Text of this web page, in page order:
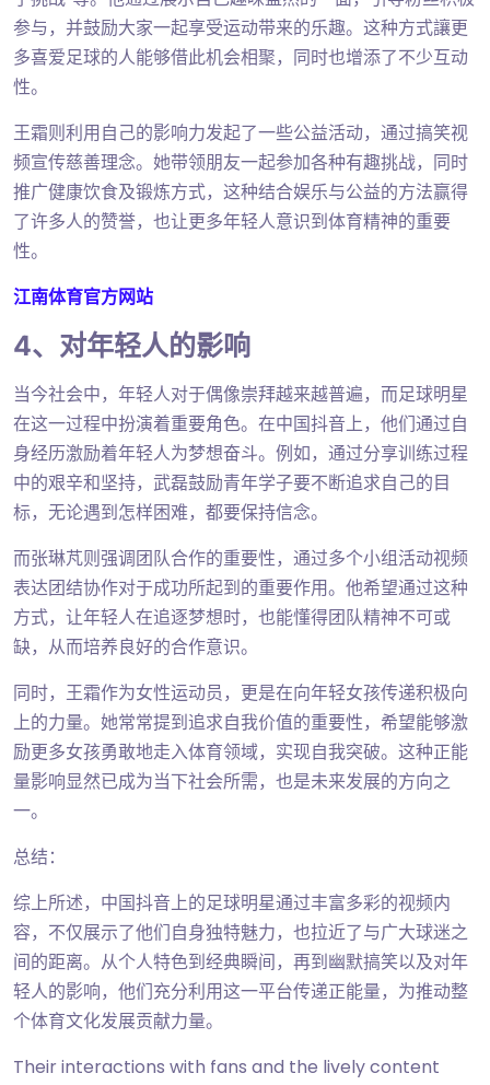
参与，并鼓励大家一起享受运动带来的乐趣。这种方式讓更
多喜爱足球的人能够借此机会相聚，同时也增添了不少互动
性。
王霜则利用自己的影响力发起了一些公益活动，通过搞笑视
频宣传慈善理念。她带领朋友一起参加各种有趣挑战，同时
推广健康饮食及锻炼方式，这种结合娱乐与公益的方法赢得
了许多人的赞誉，也让更多年轻人意识到体育精神的重要
性。
江南体育官方网站
4、对年轻人的影响
当今社会中，年轻人对于偶像崇拜越来越普遍，而足球明星
在这一过程中扮演着重要角色。在中国抖音上，他们通过自
身经历激励着年轻人为梦想奋斗。例如，通过分享训练过程
中的艰辛和坚持，武磊鼓励青年学子要不断追求自己的目
标，无论遇到怎样困难，都要保持信念。
而张琳芃则强调团队合作的重要性，通过多个小组活动视频
表达团结协作对于成功所起到的重要作用。他希望通过这种
方式，让年轻人在追逐梦想时，也能懂得团队精神不可或
缺，从而培养良好的合作意识。
同时，王霜作为女性运动员，更是在向年轻女孩传递积极向
上的力量。她常常提到追求自我价值的重要性，希望能够激
励更多女孩勇敢地走入体育领域，实现自我突破。这种正能
量影响显然已成为当下社会所需，也是未来发展的方向之
一。
总结：
综上所述，中国抖音上的足球明星通过丰富多彩的视频内
容，不仅展示了他们自身独特魅力，也拉近了与广大球迷之
间的距离。从个人特色到经典瞬间，再到幽默搞笑以及对年
轻人的影响，他们充分利用这一平台传递正能量，为推动整
个体育文化发展贡献力量。
Their interactions with fans and the lively content